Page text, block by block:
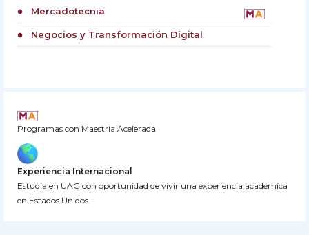
circle Mercadotecnia
circle Negocios y Transformación Digital
Programas con Maestría Acelerada
Experiencia Internacional
Estudia en UAG con oportunidad de vivir una experiencia académica
en Estados Unidos.